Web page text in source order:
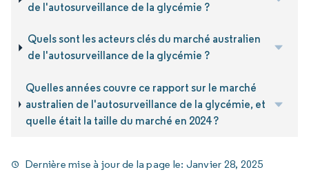
de l'autosurveillance de la glycémie ?
Quels sont les acteurs clés du marché australien
de l'autosurveillance de la glycémie ?
Quelles années couvre ce rapport sur le marché
australien de l'autosurveillance de la glycémie, et
quelle était la taille du marché en 2024 ?
Dernière mise à jour de la page le: Janvier 28, 2025